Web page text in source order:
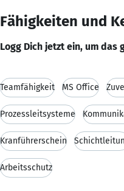
Fähigkeiten und
Logg Dich jetzt ein, um das
Teamfähigkeit MS Office
Prozessleitsysteme
Kranführerschein
Arbeitsschutz